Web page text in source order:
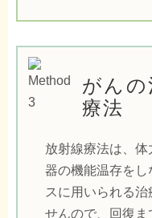
がんの
療法
放射線療法は、
器の機能温存を
スに用いられる
せんので、回復